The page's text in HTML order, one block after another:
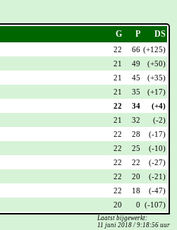
G P DS
22 66 (+125)
21 49
(+50)
21 45
(+35)
21 35
(+17)
22 34
(+4)
21 32
(-2)
22 28
(-17)
22 25
(-10)
22 22
(-27)
22 20
(-21)
22 18
(-47)
20 0 (-107)
Laatst bijgewerkt:
11 juni 2018 / 9:18:56 uur